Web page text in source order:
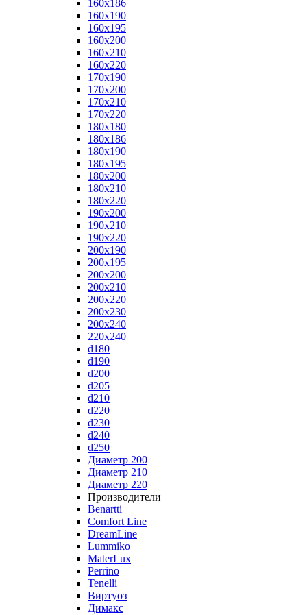
160x186
160x190
160x195
160x200
160x210
160x220
170x190
170x200
170x210
170x220
180x180
180x186
180x190
180x195
180x200
180x210
180x220
190x200
190x210
190x220
200x190
200x195
200x200
200x210
200x220
200x230
200x240
220x240
d180
d190
d200
d205
d210
d220
d230
d240
d250
Диаметр 200
Диаметр 210
Диаметр 220
Производители
Benartti
Comfort Line
DreamLine
Lummiko
MaterLux
Perrino
Tenelli
Виртуоз
Димакс